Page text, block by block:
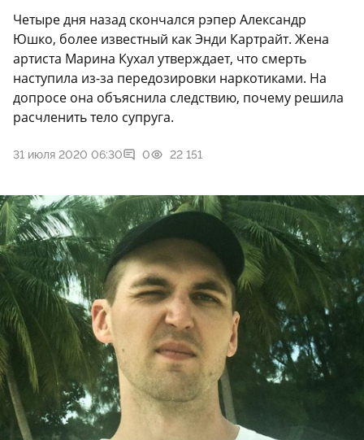
Четыре дня назад скончался рэпер Александр
Юшко, более известный как Энди Картрайт. Жена
артиста Марина Кухал утверждает, что смерть
наступила из-за передозировки наркотиками. На
допросе она объяснила следствию, почему решила
расчленить тело супруга.
31 июля 2020 06:30 0 22 151